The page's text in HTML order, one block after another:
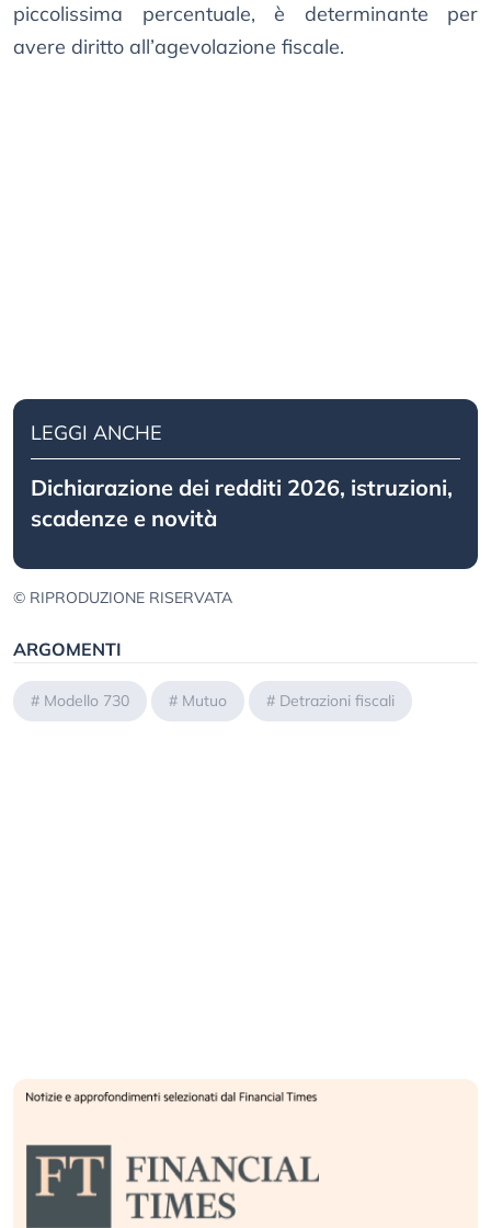
piccolissima percentuale, è determinante per
avere diritto all’agevolazione fiscale.
LEGGI ANCHE
Dichiarazione dei redditi 2026, istruzioni,
scadenze e novità
© RIPRODUZIONE RISERVATA
ARGOMENTI
# Modello 730 # Mutuo # Detrazioni fiscali